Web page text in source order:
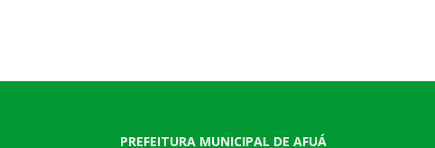
PREFEITURA MUNICIPAL DE AFUÁ